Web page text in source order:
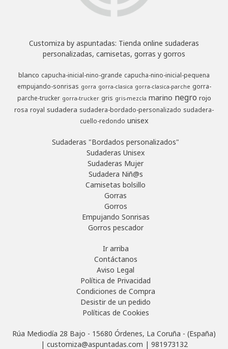
Customiza by aspuntadas: Tienda online sudaderas
personalizadas, camisetas, gorras y gorros
blanco capucha-inicial-nino-grande capucha-nino-inicial-pequena
empujando-sonrisas gorra gorra-clasica gorra-clasica-parche gorra-
parche-trucker gorra-trucker gris gris-mezcla marino negro rojo
rosa royal sudadera sudadera-bordado-personalizado sudadera-
cuello-redondo unisex
Sudaderas "Bordados personalizados"
Sudaderas Unisex
Sudaderas Mujer
Sudadera Niñ@s
Camisetas bolsillo
Gorras
Gorros
Empujando Sonrisas
Gorros pescador
Ir arriba
Contáctanos
Aviso Legal
Política de Privacidad
Condiciones de Compra
Desistir de un pedido
Políticas de Cookies
Rúa Mediodía 28 Bajo - 15680 Órdenes, La Coruña - (España)
| customiza@aspuntadas.com | 981973132